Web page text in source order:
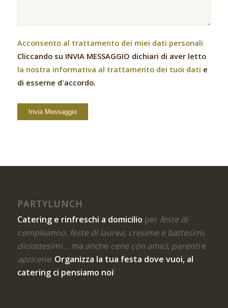
Acconsento al trattamento dei miei dati personali
Cliccando su INVIA MESSAGGIO dichiari di aver letto
la nostra informativa al trattamento dei tuoi dati e
di esserne d'accordo.
PARTYLUNCH
Catering e rinfreschi a domicilio per feste di
compleanno, feste di laurea, cresime e battesimi,
diciottesimi… ma anche cene con amici, parentie
apricene. Organizza la tua festa dove vuoi, al
catering ci pensiamo noi!